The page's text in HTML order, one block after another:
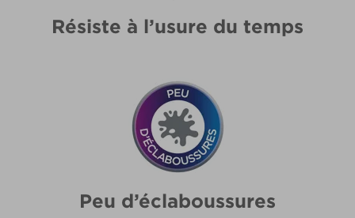
Résiste à l’usure du temps
Peu d’éclaboussures